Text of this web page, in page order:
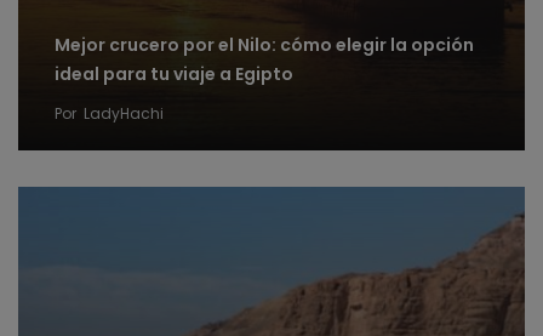
Mejor crucero por el Nilo: cómo elegir la opción
ideal para tu viaje a Egipto
Por LadyHachi